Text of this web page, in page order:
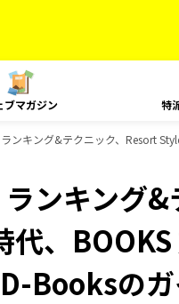
ブマガジン 特
ンキング&テクニック、Resort
ンキング&
、BOOKS
Booksの